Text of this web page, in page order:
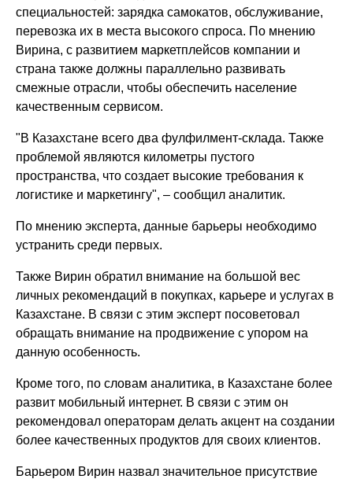
специальностей: зарядка самокатов, обслуживание,
перевозка их в места высокого спроса. По мнению
Вирина, с развитием маркетплейсов компании и
страна также должны параллельно развивать
смежные отрасли, чтобы обеспечить население
качественным сервисом.
"В Казахстане всего два фулфилмент-склада. Также
проблемой являются километры пустого
пространства, что создает высокие требования к
логистике и маркетингу", – сообщил аналитик.
По мнению эксперта, данные барьеры необходимо
устранить среди первых.
Также Вирин обратил внимание на большой вес
личных рекомендаций в покупках, карьере и услугах в
Казахстане. В связи с этим эксперт посоветовал
обращать внимание на продвижение с упором на
данную особенность.
Кроме того, по словам аналитика, в Казахстане более
развит мобильный интернет. В связи с этим он
рекомендовал операторам делать акцент на создании
более качественных продуктов для своих клиентов.
Барьером Вирин назвал значительное присутствие